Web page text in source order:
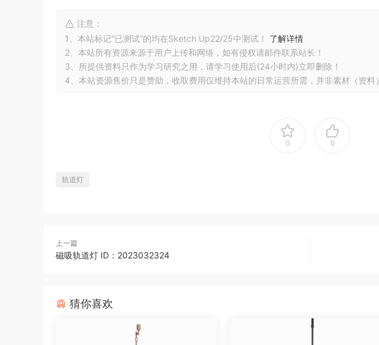
注意：
1、本站标记“已测试”的均在Sketch Up22/25中测试！ 了解详情
2、本站所有资源来源于用户上传和网络，如有侵权请邮件联系站长！
3、所提供资料只作为学习研究之用，请学习使用后(24小时内)立即删除！
4、本站资源售价只是赞助，收取费用仅维持本站的日常运营所需，并非素材（资料
0 0
轨道灯
上一篇
磁吸轨道灯 ID：2023032324
猜你喜欢